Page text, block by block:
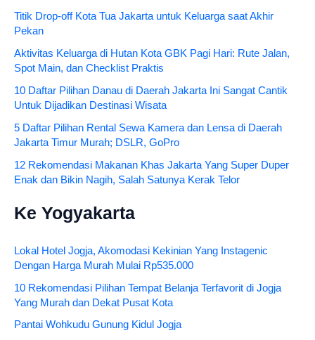
Titik Drop-off Kota Tua Jakarta untuk Keluarga saat Akhir
Pekan
Aktivitas Keluarga di Hutan Kota GBK Pagi Hari: Rute Jalan,
Spot Main, dan Checklist Praktis
10 Daftar Pilihan Danau di Daerah Jakarta Ini Sangat Cantik
Untuk Dijadikan Destinasi Wisata
5 Daftar Pilihan Rental Sewa Kamera dan Lensa di Daerah
Jakarta Timur Murah; DSLR, GoPro
12 Rekomendasi Makanan Khas Jakarta Yang Super Duper
Enak dan Bikin Nagih, Salah Satunya Kerak Telor
Ke Yogyakarta
Lokal Hotel Jogja, Akomodasi Kekinian Yang Instagenic
Dengan Harga Murah Mulai Rp535.000
10 Rekomendasi Pilihan Tempat Belanja Terfavorit di Jogja
Yang Murah dan Dekat Pusat Kota
Pantai Wohkudu Gunung Kidul Jogja